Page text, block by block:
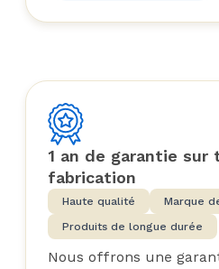
1 an de garantie
fabrication
Haute qualité
Marque
Produits de longue durée
Nous offrons une